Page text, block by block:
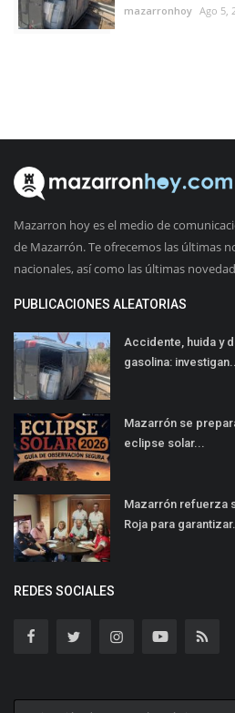
mazarronhoy Ago 5,
Mazarron hoy es el medio de
de Mazarrón. Te ofrecemos las últimas
nacionales, así como las últimas
PUBLICACIONES ALEATORIAS
Accidente, huida y
gasolina: investigan...
Mazarrón se
eclipse solar...
Mazarrón refuerza
Roja para
REDES SOCIALES